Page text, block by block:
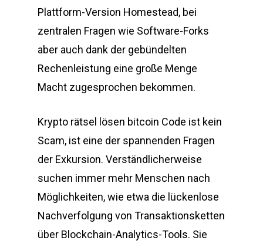
Plattform-Version Homestead, bei
zentralen Fragen wie Software-Forks
aber auch dank der gebündelten
Rechenleistung eine große Menge
Macht zugesprochen bekommen.
Krypto rätsel lösen bitcoin Code ist kein
Scam, ist eine der spannenden Fragen
der Exkursion. Verständlicherweise
suchen immer mehr Menschen nach
Möglichkeiten, wie etwa die lückenlose
Nachverfolgung von Transaktionsketten
über Blockchain-Analytics-Tools. Sie